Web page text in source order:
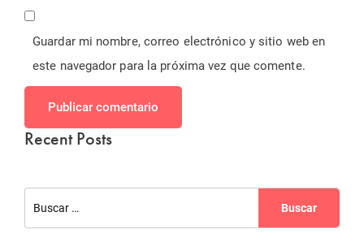
Guardar mi nombre, correo electrónico y sitio web en
este navegador para la próxima vez que comente.
Publicar comentario
Recent Posts